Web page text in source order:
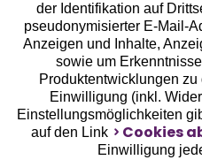
Unsere Apps
der Identifikation auf
pseudonymisierter E-Mail-
Anzeigen und Inhalte,
sowie um
Produktentwicklungen
Einwilligung (inkl.
Einstellungsmöglichkeiten
auf den Link
Cookies
Einwilligung